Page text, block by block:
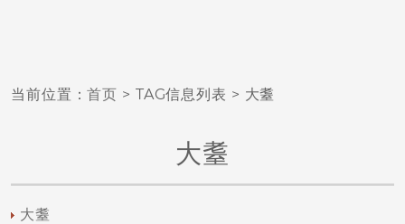
当前位置：首页 > TAG信息列表 > 大耋
大耋
大耋